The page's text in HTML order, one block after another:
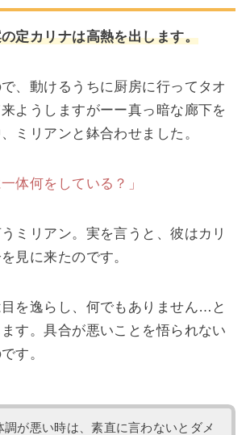
定カリナは高熱を出します。
、動けるうちに厨房に行ってタオ
ようしますがーー真っ暗な廊下を
ミリアンと鉢合わせました。
体何をしている？」
ミリアン。実を言うと、彼はカリ
見に来たのです。
を逸らし、何でもありません…と
す。具合が悪いことを悟られない
す。
調が悪い時は、素直に言わないとダメ